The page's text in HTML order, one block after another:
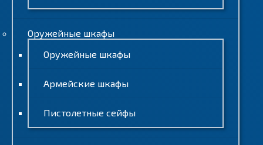
Оружейные шкафы
Оружейные шкафы
Армейские шкафы
Пистолетные сейфы